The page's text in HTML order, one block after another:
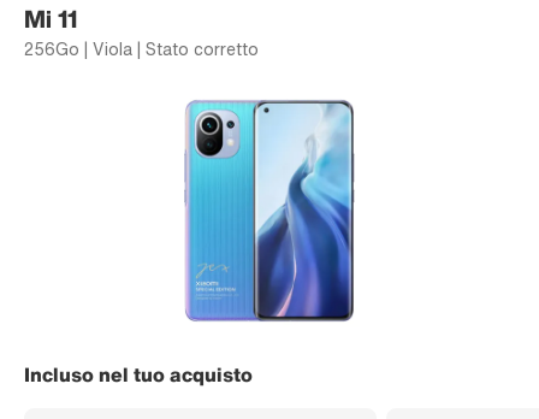
Mi 11
256Go | Viola | Stato corretto
Incluso nel tuo acquisto